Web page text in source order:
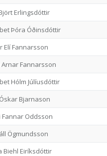
Erlingsdóttir
Þóra Óðinsdóttir
Elí Fannarsson
Arnar Fannarsson
Hólm Júlíusdóttir
Bjarnason
Fannar Oddsson
Ögmundsson
Biehl Eiríksdóttir